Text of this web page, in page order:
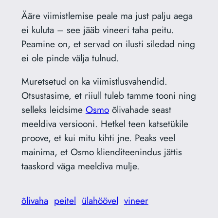
Ääre viimistlemise peale ma just palju aega
ei kuluta – see jääb vineeri taha peitu.
Peamine on, et servad on ilusti siledad ning
ei ole pinde välja tulnud.
Muretsetud on ka viimistlusvahendid.
Otsustasime, et riiull tuleb tamme tooni ning
selleks leidsime Osmoõlivahade seast
meeldiva versiooni. Hetkel teen katsetükile
proove, et kui mitu kihti jne. Peaks veel
mainima, et Osmo klienditeenindus jättis
taaskord väga meeldiva mulje.
õlivaha peitel ülahöövel vineer